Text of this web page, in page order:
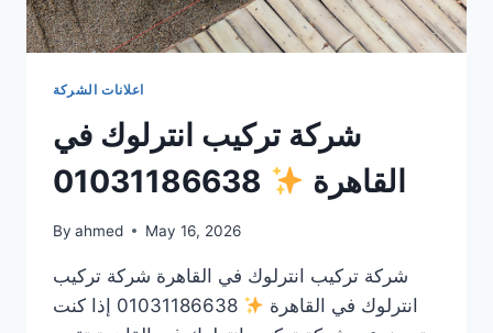
اعلانات الشركة
شركة تركيب انترلوك في
القاهرة
By ahmed May 16, 2026
شركة تركيب انترلوك في القاهرة شركة تركيب
انترلوك في القاهرة
01031186638 إذا كنت